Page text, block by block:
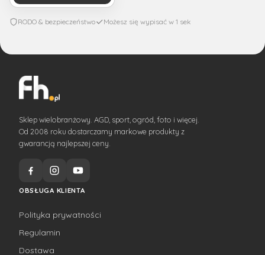
RODO & bezpieczeństwo Możesz się wypisać w 1 sek
Sklep wielobranżowy. AGD, sport, ogród, foto i więcej.
Od 2008 roku dostarczamy markowe produkty z
gwarancją najlepszej ceny.
OBSŁUGA KLIENTA
Polityka prywatności
Regulamin
Dostawa